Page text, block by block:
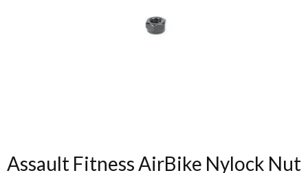
Assault Fitness AirBike Nylock Nut